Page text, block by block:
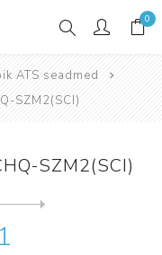
0
ATS seadmed
SZM2(SCI)
SZM2(SCI)